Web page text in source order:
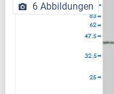
6 Abbildungen